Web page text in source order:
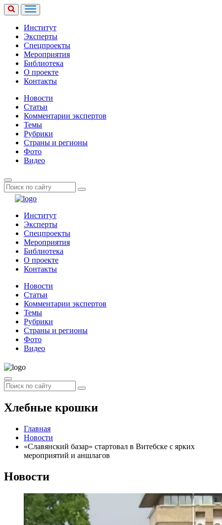
Институт
Эксперты
Спецпроекты
Мероприятия
Библиотека
О проекте
Контакты
Новости
Статьи
Комментарии экспертов
Темы
Рубрики
Страны и регионы
Фото
Видео
Институт
Эксперты
Спецпроекты
Мероприятия
Библиотека
О проекте
Контакты
Новости
Статьи
Комментарии экспертов
Темы
Рубрики
Страны и регионы
Фото
Видео
Хлебные крошки
Главная
Новости
«Славянский базар» стартовал в Витебске с ярких
мероприятий и аншлагов
Новости